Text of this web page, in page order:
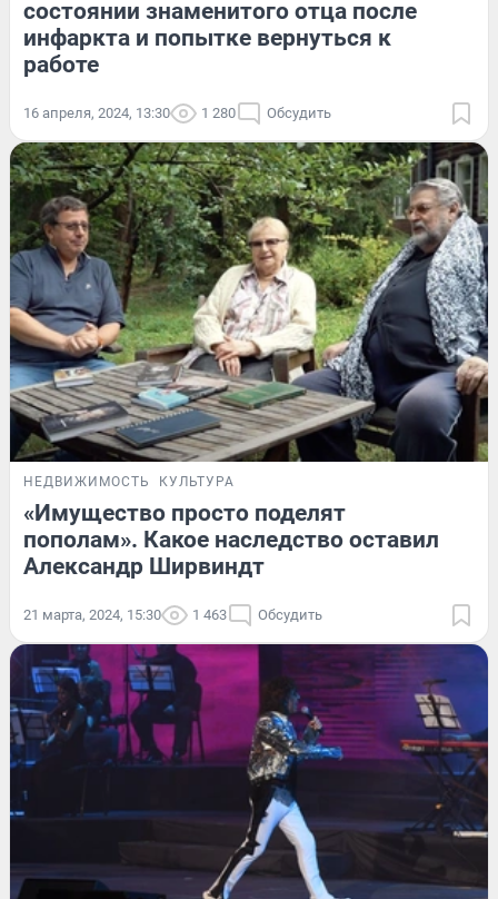
состоянии знаменитого отца после
инфаркта и попытке вернуться к
работе
16 апреля, 2024, 13:30 1 280 Обсудить
НЕДВИЖИМОСТЬ КУЛЬТУРА
«Имущество просто поделят
пополам». Какое наследство оставил
Александр Ширвиндт
21 марта, 2024, 15:30 1 463 Обсудить